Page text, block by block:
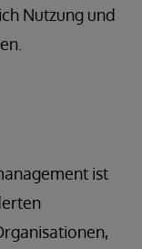
Nutzung und
ist